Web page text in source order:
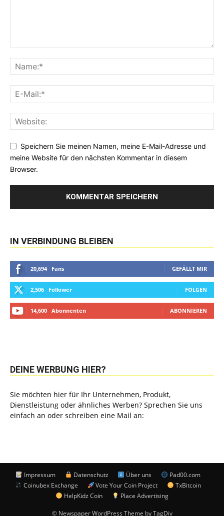
Speichern Sie meinen Namen, meine E-Mail-Adresse und
meine Website für den nächsten Kommentar in diesem
Browser.
IN VERBINDUNG BLEIBEN
20,694 Fans GEFÄLLT MIR
2,506 Follower FOLGEN
14,600 Abonnenten ABONNIEREN
DEINE WERBUNG HIER?
Sie möchten hier für Ihr Unternehmen, Produkt,
Dienstleistung oder ähnliches Werben? Sprechen Sie uns
einfach an oder schreiben eine Mail an:
Impressum Datenschutz Über uns
Pad00.com
Coinubex Exchange
Vote Your Coin Project
TxBitcoin
HelpKidz Coin
Place Advertising
© Newspaper WordPress Theme by TagDiv